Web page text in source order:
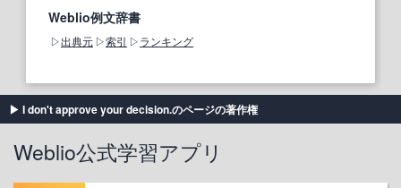
Weblio例文辞書
出典元 索引 ランキング
I don't approve your decision.のページの著作権
Weblio公式学習アプリ